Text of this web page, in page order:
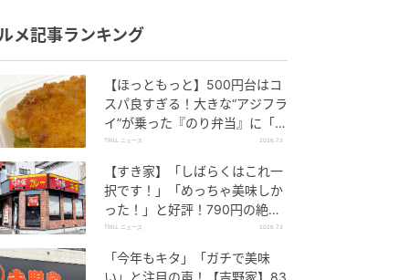
メ記事ランキング
【ほっともっと】500円台はコ
スパ良すぎる！大きな“アジフラ
イ”が乗った『のり弁当』に「ふ
っくら」「うまそうだ！」と好
TRILL ニュース 2026.7.3
【すき家】「しばらくはこれ一
択です！」「めっちゃ美味しか
った！」と好評！790円の絶品
丼、もうチェックした？
TRILL ニュース 2026.7.3
「今年もキタ」「ガチで美味
い」と注目の声！【吉野家】83